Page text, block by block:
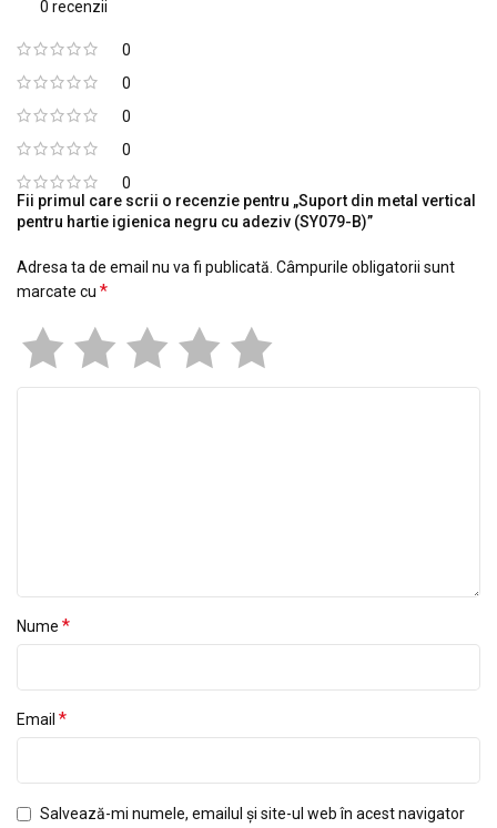
0 recenzii
0
0
0
0
0
Fii primul care scrii o recenzie pentru „Suport din metal vertical
pentru hartie igienica negru cu adeziv (SY079-B)”
Adresa ta de email nu va fi publicată. Câmpurile obligatorii sunt
marcate cu *
Nume *
Email *
Salvează-mi numele, emailul și site-ul web în acest navigator